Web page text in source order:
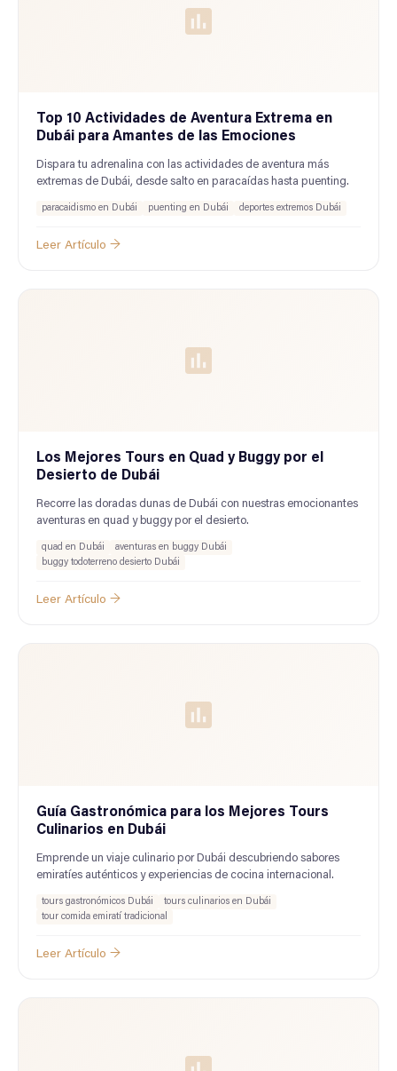
Top 10 Actividades de Aventura Extrema en
Dubái para Amantes de las Emociones
Dispara tu adrenalina con las actividades de aventura más
extremas de Dubái, desde salto en paracaídas hasta puenting.
paracaidismo en Dubái puenting en Dubái deportes extremos Dubái
Leer Artículo →
Los Mejores Tours en Quad y Buggy por el
Desierto de Dubái
Recorre las doradas dunas de Dubái con nuestras emocionantes
aventuras en quad y buggy por el desierto.
quad en Dubái
aventuras en buggy Dubái
buggy todoterreno desierto Dubái
Leer Artículo →
Guía Gastronómica para los Mejores Tours
Culinarios en Dubái
Emprende un viaje culinario por Dubái descubriendo sabores
emiratíes auténticos y experiencias de cocina internacional.
tours gastronómicos Dubái
tours culinarios en Dubái
tour comida emiratí tradicional
Leer Artículo →